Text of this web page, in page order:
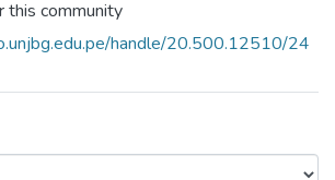
this community
handle/20.500.12510/24